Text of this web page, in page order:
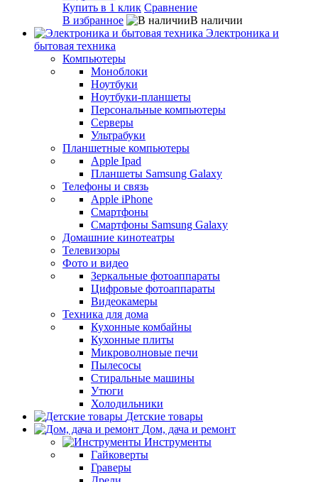
Купить в 1 клик Сравнение
В избранное
В наличии
Электроника и
бытовая техника
Компьютеры
Моноблоки
Ноутбуки
Ноутбуки-планшеты
Персональные компьютеры
Серверы
Ультрабуки
Планшетные компьютеры
Apple Ipad
Планшеты Samsung Galaxy
Телефоны и связь
Apple iPhone
Смартфоны
Смартфоны Samsung Galaxy
Домашние кинотеатры
Телевизоры
Фото и видео
Зеркальные фотоаппараты
Цифровые фотоаппараты
Видеокамеры
Техника для дома
Кухонные комбайны
Кухонные плиты
Микроволновые печи
Пылесосы
Стиральные машины
Утюги
Холодильники
Детские товары
Дом, дача и ремонт
Инструменты
Гайковерты
Граверы